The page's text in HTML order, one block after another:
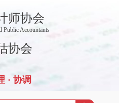
师协会
Public Accountants
协会
· 协调